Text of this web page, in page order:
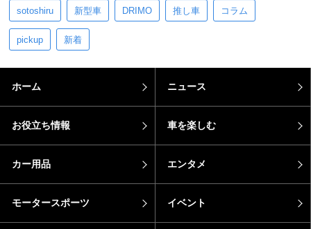
sotoshiru 新型車 DRIMO 推し車 コラム
pickup 新着
ホーム ニュース
お役立ち情報 車を楽しむ
カー用品 エンタメ
モータースポーツ イベント